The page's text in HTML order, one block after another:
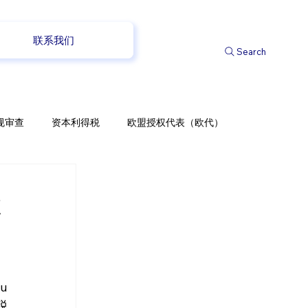
联系我们
Search
审查 资本利得税 欧盟授权代表（欧代）